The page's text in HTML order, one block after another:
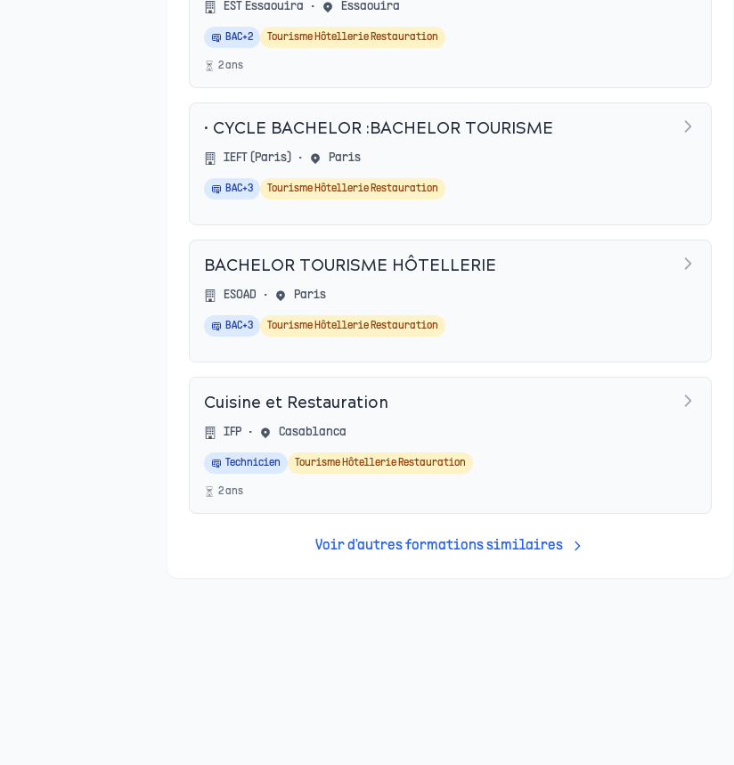
EST Essaouira • Essaouira
BAC+2 Tourisme Hôtellerie Restauration
2ans
• CYCLE BACHELOR :BACHELOR TOURISME
IEFT (Paris) • Paris
BAC+3 Tourisme Hôtellerie Restauration
BACHELOR TOURISME HÔTELLERIE
ESOAD • Paris
BAC+3 Tourisme Hôtellerie Restauration
Cuisine et Restauration
IFP • Casablanca
Technicien Tourisme Hôtellerie Restauration
2ans
Voir d'autres formations similaires